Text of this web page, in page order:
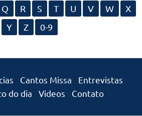
Q R S T U V W
X
Y
Z 0-9
Cantos Missa
Entrevistas
do dia Videos Contato